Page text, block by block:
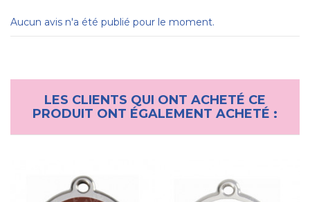
Aucun avis n'a été publié pour le moment.
LES CLIENTS QUI ONT ACHETÉ CE
PRODUIT ONT ÉGALEMENT ACHETÉ :